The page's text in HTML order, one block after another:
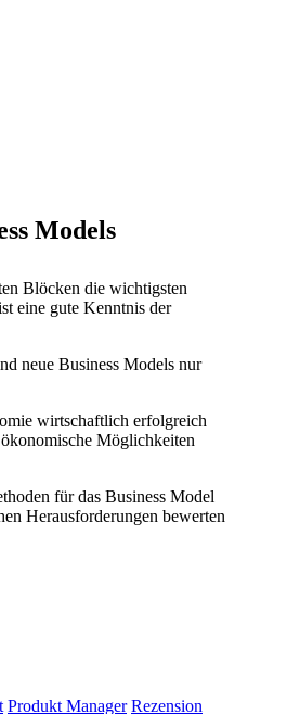
Models
Blöcken die wichtigsten
eine gute Kenntnis der
neue Business Models nur
wirtschaftlich erfolgreich
Möglichkeiten
für das Business Model
Herausforderungen bewerten
Produkt Manager Rezension